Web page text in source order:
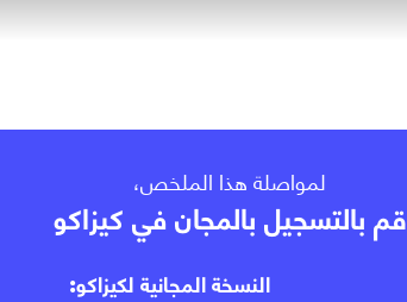
لمواصلة هذا الملخص،
قم بالتسجيل بالمجان في كيزاكو
النسخة المجانية لكيزاكو: